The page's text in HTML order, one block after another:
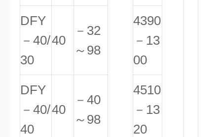
DFY
－40/
30
40
－32
～98
4390
－13
00
DFY
－40/
40
40
－40
～98
4510
－13
20